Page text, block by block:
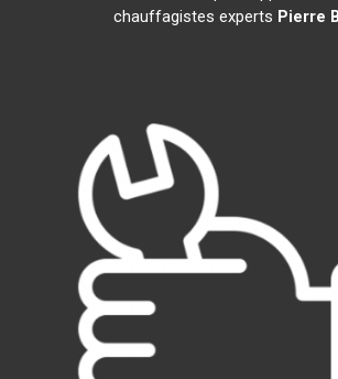
chauffagistes experts Pierre